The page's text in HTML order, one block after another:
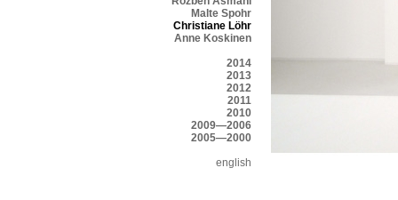
Malte Spohr
Christiane Löhr
Anne Koskinen
2014
2013
2012
2011
2010
2009—2006
2005—2000
english